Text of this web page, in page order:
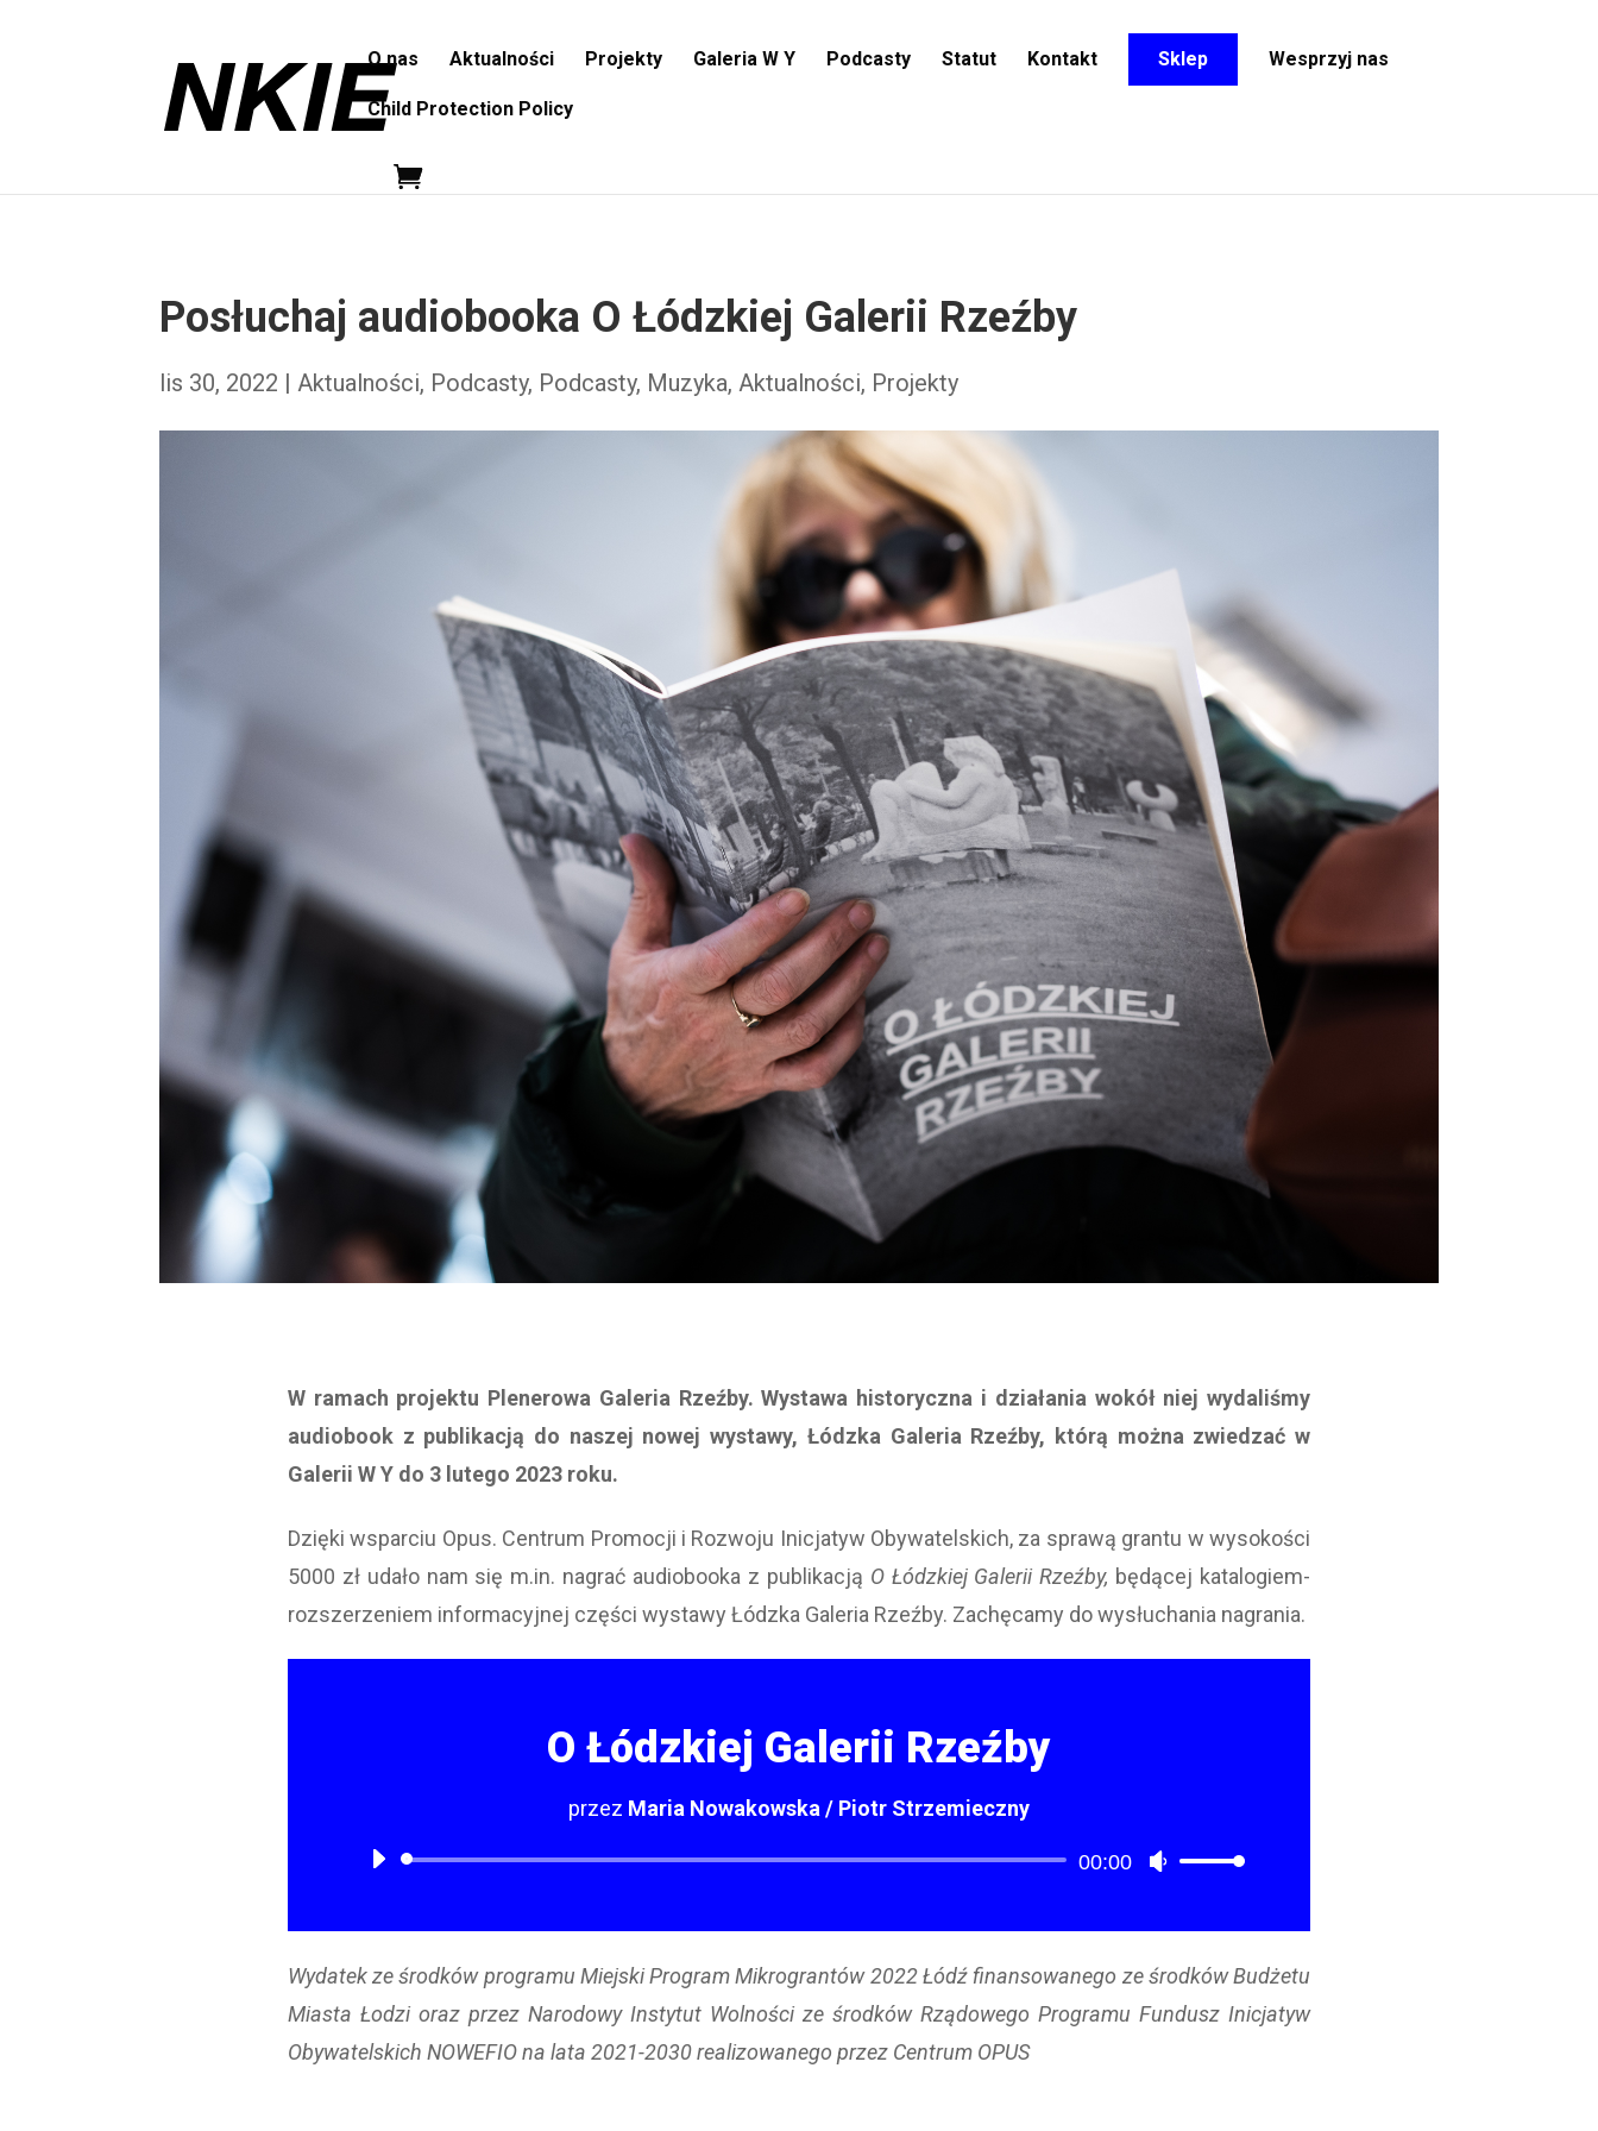
O nas Aktualności Projekty Galeria W Y Podcasty Statut Kontakt Sklep Wesprzyj nas
Child Protection Policy
Posłuchaj audiobooka O Łódzkiej Galerii Rzeźby
lis 30, 2022 |Aktualności, Podcasty, Podcasty, Muzyka, Aktualności, Projekty
W ramach projektu Plenerowa Galeria Rzeźby. Wystawa historyczna i działania wokół niej wydaliśmy
audiobook z publikacją do naszej nowej wystawy, Łódzka Galeria Rzeźby, którą można zwiedzać w
Galerii W Y do 3 lutego 2023 roku.
Dzięki wsparciu Opus. Centrum Promocji i Rozwoju Inicjatyw Obywatelskich, za sprawą grantu w wysokości
5000 zł udało nam się m.in. nagrać audiobooka z publikacją O Łódzkiej Galerii Rzeźby, będącej katalogiem-
rozszerzeniem informacyjnej części wystawy Łódzka Galeria Rzeźby. Zachęcamy do wysłuchania nagrania.
O Łódzkiej Galerii Rzeźby
przez Maria Nowakowska / Piotr Strzemieczny
Odtwarzacz
00:00
Używaj
dołu
aby
Wydatek ze środków programu Miejski Program Mikrograntów 2022 Łódź finansowanego ze środków Budżetu
Miasta Łodzi oraz przez Narodowy Instytut Wolności ze środków Rządowego Programu Fundusz Inicjatyw
Obywatelskich NOWEFIO na lata 2021-2030 realizowanego przez Centrum OPUS